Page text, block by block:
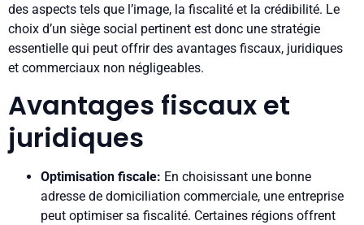
des aspects tels que l’image, la fiscalité et la crédibilité. Le
choix d’un siège social pertinent est donc une stratégie
essentielle qui peut offrir des avantages fiscaux, juridiques
et commerciaux non négligeables.
Avantages fiscaux et
juridiques
Optimisation fiscale: En choisissant une bonne
adresse de domiciliation commerciale, une entreprise
peut optimiser sa fiscalité. Certaines régions offrent